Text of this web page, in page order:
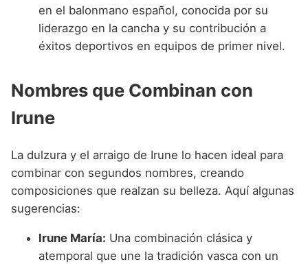
en el balonmano español, conocida por su
liderazgo en la cancha y su contribución a
éxitos deportivos en equipos de primer nivel.
Nombres que Combinan con
Irune
La dulzura y el arraigo de Irune lo hacen ideal para
combinar con segundos nombres, creando
composiciones que realzan su belleza. Aquí algunas
sugerencias:
Irune María: Una combinación clásica y
atemporal que une la tradición vasca con un